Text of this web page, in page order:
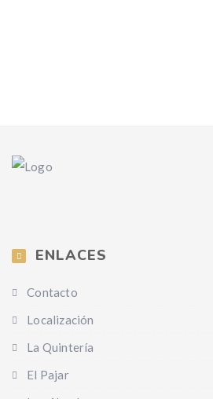
ENLACES
Contacto
Localización
La Quintería
El Pajar